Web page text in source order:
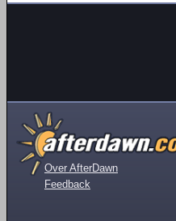
Over AfterDawn
Feedback